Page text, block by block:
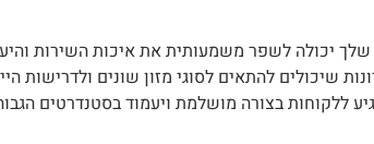
שלך יכולה לשפר משמעותית את איכות השירות
שיכולים להתאים לסוגי מזון שונים ולדרישות
ללקוחות בצורה מושלמת ויעמוד בסטנדרטים